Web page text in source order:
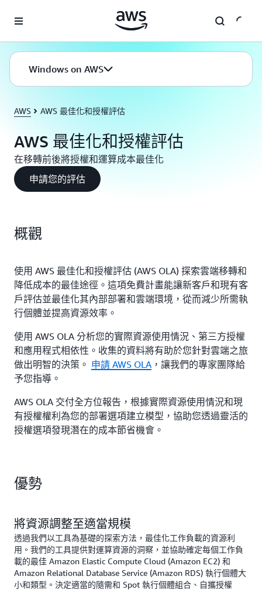
Windows on AWS
AWS AWS 最佳化和授權評估
AWS 最佳化和授權評估
在移轉前後將授權和運算成本最佳化
申請您的評估
概觀
使用 AWS 最佳化和授權評估 (AWS OLA) 探索雲端移轉和
降低成本的最佳途徑。這項免費計畫能讓新客戶和現有客
戶評估並最佳化其內部部署和雲端環境，從而減少所需執
行個體並提高資源效率。
使用 AWS OLA 分析您的實際資源使用情況、第三方授權
和應用程式相依性。收集的資料將有助於您針對雲端之旅
做出明智的決策。 申請 AWS OLA ，讓我們的專家團隊給
予您指導。
AWS OLA 交付全方位報告，根據實際資源使用情況和現
有授權權利為您的部署選項建立模型，協助您透過靈活的
授權選項發現潛在的成本節省機會。
優勢
將資源調整至適當規模
透過我們以工具為基礎的探索方法，最佳化工作負載的資源利
用。我們的工具提供對運算資源的洞察，並協助確定每個工作負
載的最佳 Amazon Elastic Compute Cloud (Amazon EC2) 和
Amazon Relational Database Service (Amazon RDS) 執行個體大
小和類型。決定適當的隨需和 Spot 執行個體組合、自攜授權